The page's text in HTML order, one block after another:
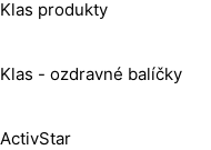
Klas produkty
Klas - ozdravné balíčky
ActivStar